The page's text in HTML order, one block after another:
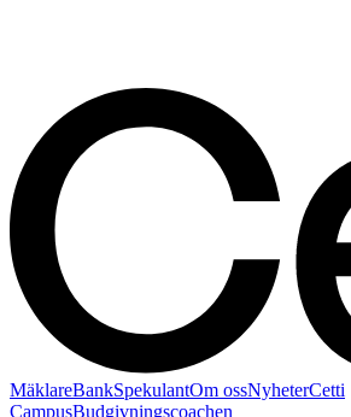
MäklareBankSpekulantOm ossNyheterCetti
CampusBudgivningscoachen